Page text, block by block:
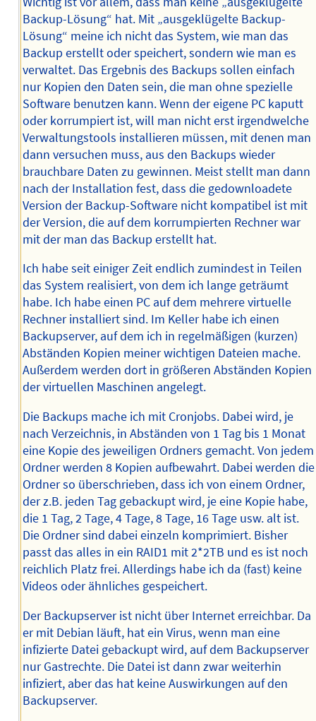
Backup-Lösung“ hat. Mit „ausgeklügelte Backup-
Lösung“ meine ich nicht das System, wie man das
Backup erstellt oder speichert, sondern wie man es
verwaltet. Das Ergebnis des Backups sollen einfach
nur Kopien den Daten sein, die man ohne spezielle
Software benutzen kann. Wenn der eigene PC kaputt
oder korrumpiert ist, will man nicht erst irgendwelche
Verwaltungstools installieren müssen, mit denen man
dann versuchen muss, aus den Backups wieder
brauchbare Daten zu gewinnen. Meist stellt man dann
nach der Installation fest, dass die gedownloadete
Version der Backup-Software nicht kompatibel ist mit
der Version, die auf dem korrumpierten Rechner war
mit der man das Backup erstellt hat.
Ich habe seit einiger Zeit endlich zumindest in Teilen
das System realisiert, von dem ich lange geträumt
habe. Ich habe einen PC auf dem mehrere virtuelle
Rechner installiert sind. Im Keller habe ich einen
Backupserver, auf dem ich in regelmäßigen (kurzen)
Abständen Kopien meiner wichtigen Dateien mache.
Außerdem werden dort in größeren Abständen Kopien
der virtuellen Maschinen angelegt.
Die Backups mache ich mit Cronjobs. Dabei wird, je
nach Verzeichnis, in Abständen von 1 Tag bis 1 Monat
eine Kopie des jeweiligen Ordners gemacht. Von jedem
Ordner werden 8 Kopien aufbewahrt. Dabei werden die
Ordner so überschrieben, dass ich von einem Ordner,
der z.B. jeden Tag gebackupt wird, je eine Kopie habe,
die 1 Tag, 2 Tage, 4 Tage, 8 Tage, 16 Tage usw. alt ist.
Die Ordner sind dabei einzeln komprimiert. Bisher
passt das alles in ein RAID1 mit 2*2TB und es ist noch
reichlich Platz frei. Allerdings habe ich da (fast) keine
Videos oder ähnliches gespeichert.
Der Backupserver ist nicht über Internet erreichbar. Da
er mit Debian läuft, hat ein Virus, wenn man eine
infizierte Datei gebackupt wird, auf dem Backupserver
nur Gastrechte. Die Datei ist dann zwar weiterhin
infiziert, aber das hat keine Auswirkungen auf den
Backupserver.